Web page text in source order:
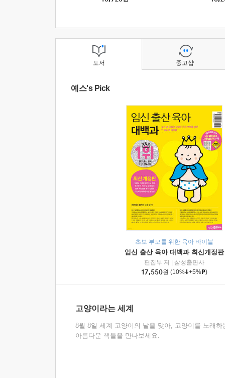
도서
예스's Pick
초보 부모를 위한 육아 바이블
임신 출산 육아 대백과 최신개정판
편집부 저
삼성출판사
17,550원 (10% +5% )
고양이라는 세계
8월 8일 세계 고양이의 날을 맞아, 고양이를 노래하
아름다운 책들을 만나보세요.
중고샵